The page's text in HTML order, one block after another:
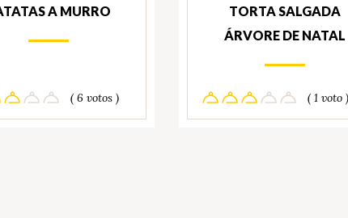
A MURRO
( 6 votos )
TORTA SALGADA
ÁRVORE DE NATAL
( 1 voto )